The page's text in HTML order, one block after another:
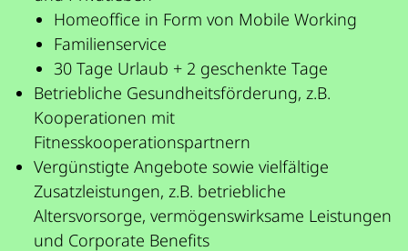
Homeoffice in Form von Mobile Working
Familienservice
30 Tage Urlaub + 2 geschenkte Tage
Betriebliche Gesundheitsförderung, z.B.
Kooperationen mit
Fitnesskooperationspartnern
Vergünstigte Angebote sowie vielfältige
Zusatzleistungen, z.B. betriebliche
Altersvorsorge, vermögenswirksame Leistungen
und Corporate Benefits